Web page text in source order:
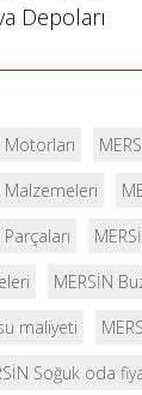
Depoları
Malzemeleri
MERSİN
maliyeti
Soğuk oda